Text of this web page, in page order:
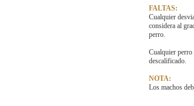
FALTAS:
Cualquier
considera al
perro.
Cualquier perro
descalificado.
NOTA:
Los machos